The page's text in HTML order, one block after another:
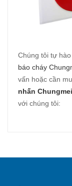
Chúng tôi tự hào
báo cháy
vấn hoặc cần
nhấn
với chúng tôi: